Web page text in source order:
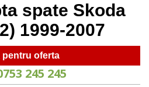
spate Skoda
1999-2007
pentru oferta
245 245